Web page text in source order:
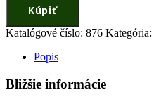
Kúpiť
Katalógové číslo: 876 Kategória:
Popis
Bližšie informácie